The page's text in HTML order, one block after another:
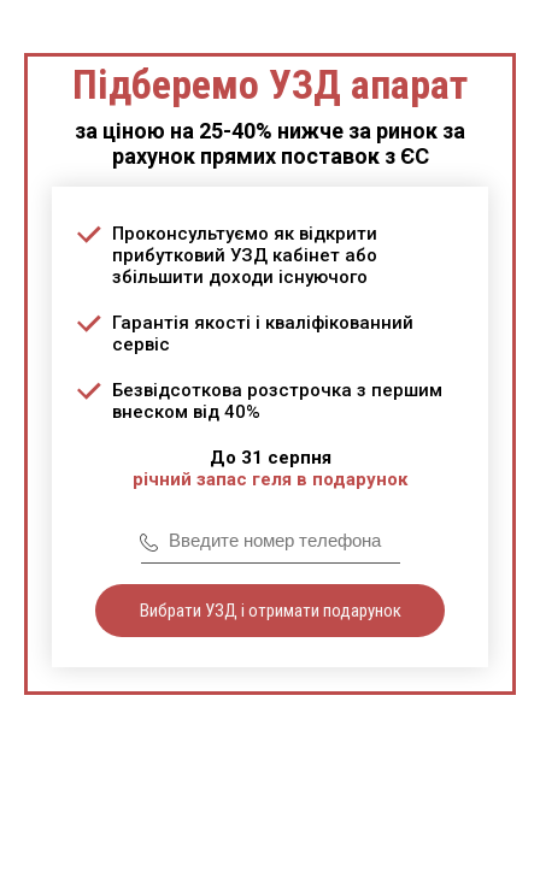
Підберемо УЗД апарат
за ціною на 25-40% нижче за ринок за
рахунок прямих поставок з ЄС
Проконсультуємо як відкрити
прибутковий УЗД кабінет або
збільшити доходи існуючого
Гарантія якості і кваліфікованний
сервіс
Безвідсоткова розстрочка з першим
внеском від 40%
До 31 серпня
річний запас геля в подарунок
Вибрати УЗД і отримати подарунок